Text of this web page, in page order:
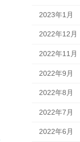
2023年1月
2022年12月
2022年11月
2022年9月
2022年8月
2022年7月
2022年6月